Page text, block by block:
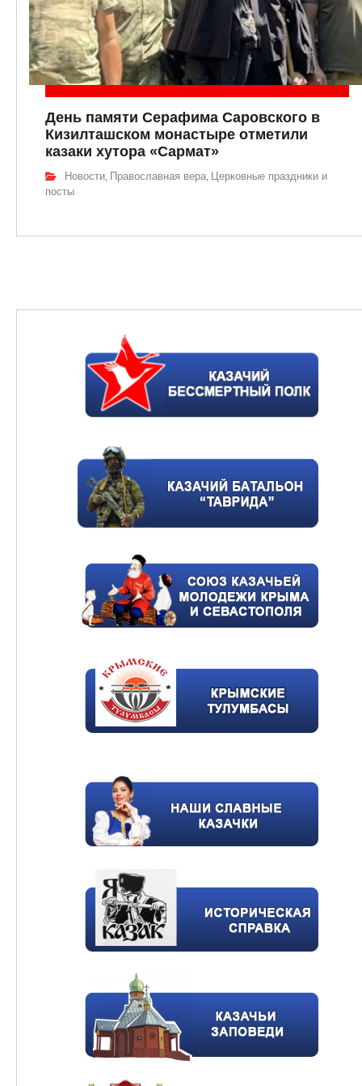
День памяти Серафима Саровского в
Кизилташском монастыре отметили
казаки хутора «Сармат»
Новости, Православная вера, Церковные праздники и
посты